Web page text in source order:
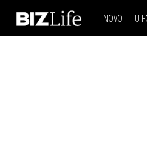
NOVO U